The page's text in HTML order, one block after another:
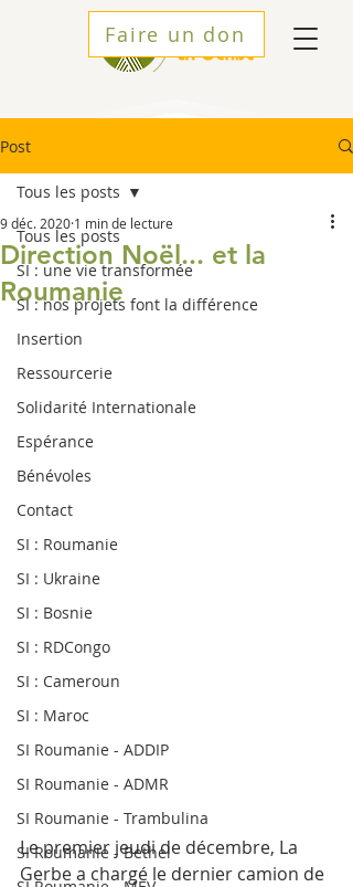
Faire un don
Post
Tous les posts
SI : une vie transformée
SI : nos projets font la différence
Insertion
Ressourcerie
Solidarité Internationale
Espérance
Bénévoles
Contact
SI : Roumanie
SI : Ukraine
SI : Bosnie
SI : RDCongo
SI : Cameroun
SI : Maroc
SI Roumanie - ADDIP
SI Roumanie - ADMR
SI Roumanie - Trambulina
SI Roumanie - Bethel
Tous les posts
Direction Noël... et la
Roumanie
9 déc. 2020 1 min de lecture
Le premier jeudi de décembre, La
Gerbe a chargé le dernier camion de